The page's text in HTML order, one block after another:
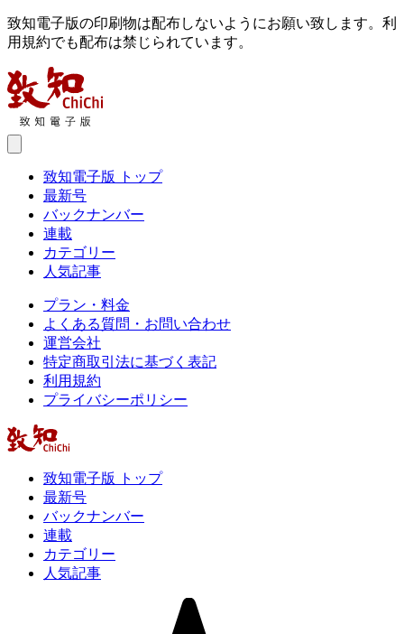
致知電子版の印刷物は配布しないようにお願い致します。利
用規約でも配布は禁じられています。
致知電子版 トップ
最新号
バックナンバー
連載
カテゴリー
人気記事
プラン・料金
よくある質問・お問い合わせ
運営会社
特定商取引法に基づく表記
利用規約
プライバシーポリシー
致知電子版 トップ
最新号
バックナンバー
連載
カテゴリー
人気記事